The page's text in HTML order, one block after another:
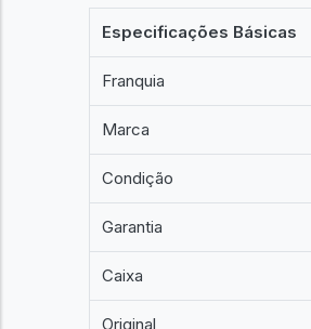
Especificações Básicas
Franquia
Marca
Condição
Garantia
Caixa
Original